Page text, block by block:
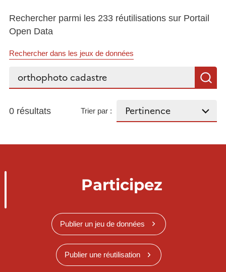
Rechercher parmi les 233 réutilisations sur Portail
Open Data
Rechercher dans les jeux de données
Rechercher...
0 résultats Trier par :
Participez
Publier un jeu de données
Publier une réutilisation